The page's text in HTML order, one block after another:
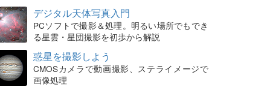
デジタル天体写真入門
PCソフトで撮影＆処理。明るい場所でもでき
る星雲・星団撮影を初歩から解説
惑星を撮影しよう
CMOSカメラで動画撮影、ステライメージで
画像処理